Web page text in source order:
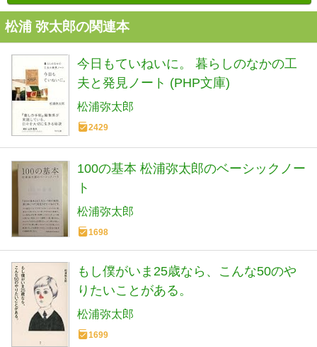
松浦 弥太郎の関連本
今日もていねいに。 暮らしのなかの工
夫と発見ノート (PHP文庫)
松浦弥太郎
2429
100の基本 松浦弥太郎のベーシックノー
ト
松浦弥太郎
1698
もし僕がいま25歳なら、こんな50のや
りたいことがある。
松浦弥太郎
1699